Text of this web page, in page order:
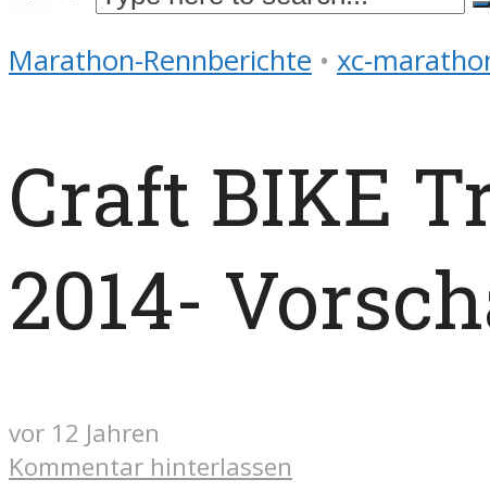
Marathon-Rennberichte • xc-
Craft BIKE
2014-
vor 12 Jahren
Kommentar hinterlassen